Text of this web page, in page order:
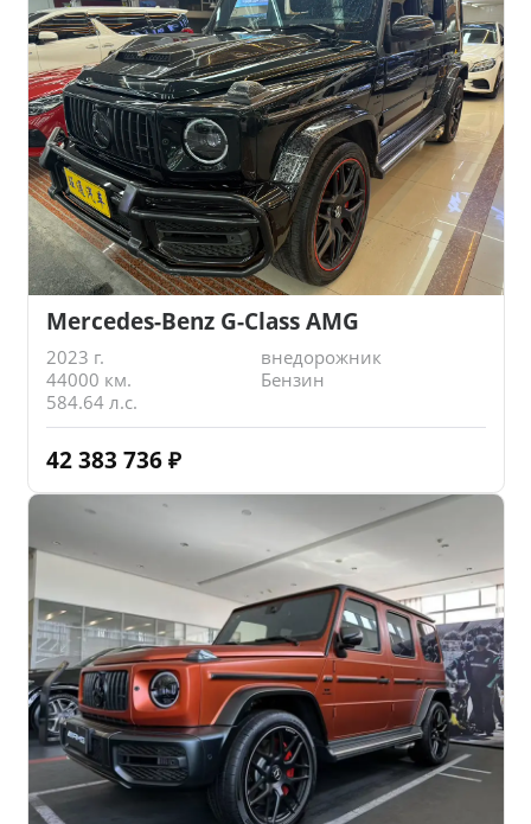
Mercedes-Benz G-Class AMG
2023 г.
внедорожник
44000 км.
Бензин
584.64 л.с.
42 383 736 ₽